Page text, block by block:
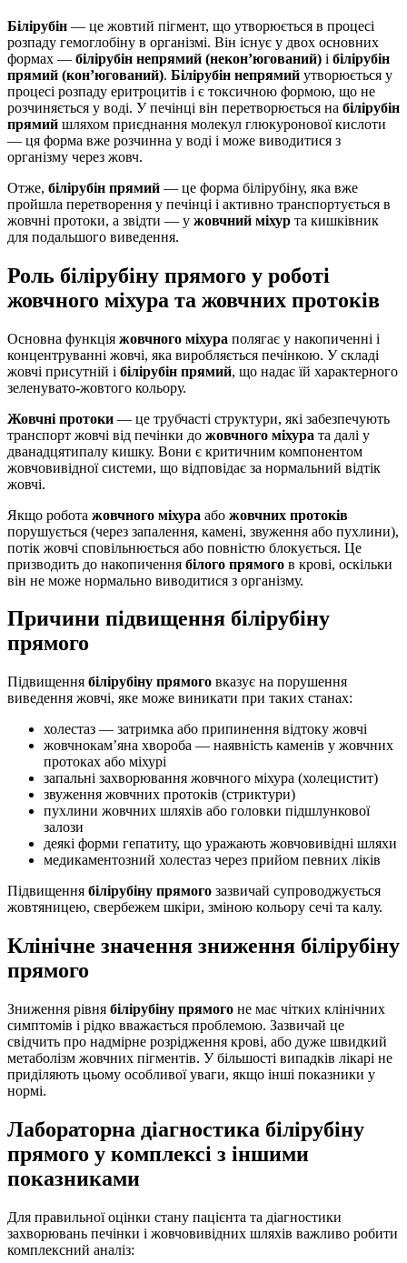
Білірубін — це жовтий пігмент, що утворюється в процесі
розпаду гемоглобіну в організмі. Він існує у двох основних
формах — білірубін непрямий (некон’югований) і білірубін
прямий (кон’югований). Білірубін непрямий утворюється у
процесі розпаду еритроцитів і є токсичною формою, що не
розчиняється у воді. У печінці він перетворюється на білірубін
прямий шляхом приєднання молекул глюкуронової кислоти
— ця форма вже розчинна у воді і може виводитися з
організму через жовч.
Отже, білірубін прямий — це форма білірубіну, яка вже
пройшла перетворення у печінці і активно транспортується в
жовчні протоки, а звідти — у жовчний міхур та кишківник
для подальшого виведення.
Роль білірубіну прямого у роботі
жовчного міхура та жовчних протоків
Основна функція жовчного міхура полягає у накопиченні і
концентруванні жовчі, яка виробляється печінкою. У складі
жовчі присутній і білірубін прямий, що надає їй характерного
зеленувато-жовтого кольору.
Жовчні протоки — це трубчасті структури, які забезпечують
транспорт жовчі від печінки до жовчного міхура та далі у
дванадцятипалу кишку. Вони є критичним компонентом
жовчовивідної системи, що відповідає за нормальний відтік
жовчі.
Якщо робота жовчного міхура або жовчних протоків
порушується (через запалення, камені, звуження або пухлини),
потік жовчі сповільнюється або повністю блокується. Це
призводить до накопичення білого прямого в крові, оскільки
він не може нормально виводитися з організму.
Причини підвищення білірубіну
прямого
Підвищення білірубіну прямого вказує на порушення
виведення жовчі, яке може виникати при таких станах:
холестаз — затримка або припинення відтоку жовчі
жовчнокам’яна хвороба — наявність каменів у жовчних
протоках або міхурі
запальні захворювання жовчного міхура (холецистит)
звуження жовчних протоків (стриктури)
пухлини жовчних шляхів або головки підшлункової
залози
деякі форми гепатиту, що уражають жовчовивідні шляхи
медикаментозний холестаз через прийом певних ліків
Підвищення білірубіну прямого зазвичай супроводжується
жовтяницею, свербежем шкіри, зміною кольору сечі та калу.
Клінічне значення зниження білірубіну
прямого
Зниження рівня білірубіну прямого не має чітких клінічних
симптомів і рідко вважається проблемою. Зазвичай це
свідчить про надмірне розрідження крові, або дуже швидкий
метаболізм жовчних пігментів. У більшості випадків лікарі не
приділяють цьому особливої уваги, якщо інші показники у
нормі.
Лабораторна діагностика білірубіну
прямого у комплексі з іншими
показниками
Для правильної оцінки стану пацієнта та діагностики
захворювань печінки і жовчовивідних шляхів важливо робити
комплексний аналіз: